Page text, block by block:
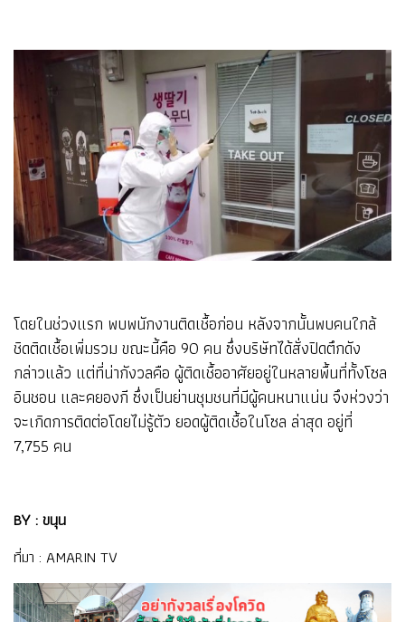
โดยในช่วงแรก พบพนักงานติดเชื้อก่อน หลังจากนั้นพบคนใกล้
ชิดติดเชื้อเพิ่มรวม ขณะนี้คือ 90 คน ซึ่งบริษัทได้สั่งปิดตึกดัง
กล่าวแล้ว แต่ที่น่ากังวลคือ ผู้ติดเชื้ออาศัยอยู่ในหลายพื้นที่ทั้งโซล
อินชอน และคยองกี ซึ่งเป็นย่านชุมชนที่มีผู้คนหนาแน่น จึงห่วงว่า
จะเกิดการติดต่อโดยไม่รู้ตัว ยอดผู้ติดเชื้อในโซล ล่าสุด อยู่ที่
7,755 คน
BY : ขนุน
ที่มา : AMARIN TV